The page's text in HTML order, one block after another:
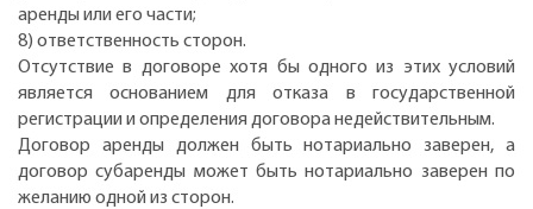
аренды или его части;
8) ответственность сторон.
Отсутствие в договоре хотя бы одного из этих условий
является основанием для отказа в государственной
регистрации и определения договора недействительным.
Договор аренды должен быть нотариально заверен, а
договор субаренды может быть нотариально заверен по
желанию одной из сторон.